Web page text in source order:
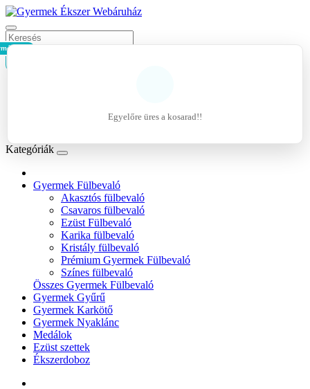
- 0Ft
Egyelőre üres a kosarad!!
Kategóriák
Gyermek Fülbevaló
Akasztós fülbevaló
Csavaros fülbevaló
Ezüst Fülbevaló
Karika fülbevaló
Kristály fülbevaló
Prémium Gyermek Fülbevaló
Színes fülbevaló
Összes Gyermek Fülbevaló
Gyermek Gyűrű
Gyermek Karkötő
Gyermek Nyaklánc
Medálok
Ezüst szettek
Ékszerdoboz